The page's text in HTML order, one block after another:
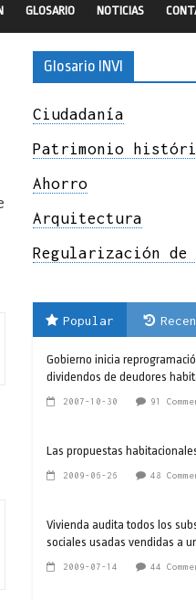
GLOSARIO NOTICIAS
Glosario INVI
Ciudadanía
Patrimonio
Ahorro
Arquitectura
Regularización
Popular
Gobierno inicia
dividendos de deudores
2007-10-30 91
Las propuestas
2009-06-26 48
Vivienda audita todos los
sociales usadas vendidas a
2009-07-14 44